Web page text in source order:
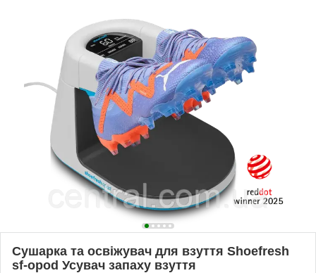
Сушарка та освіжувач для взуття Shoefresh
sf-opod Усувач запаху взуття